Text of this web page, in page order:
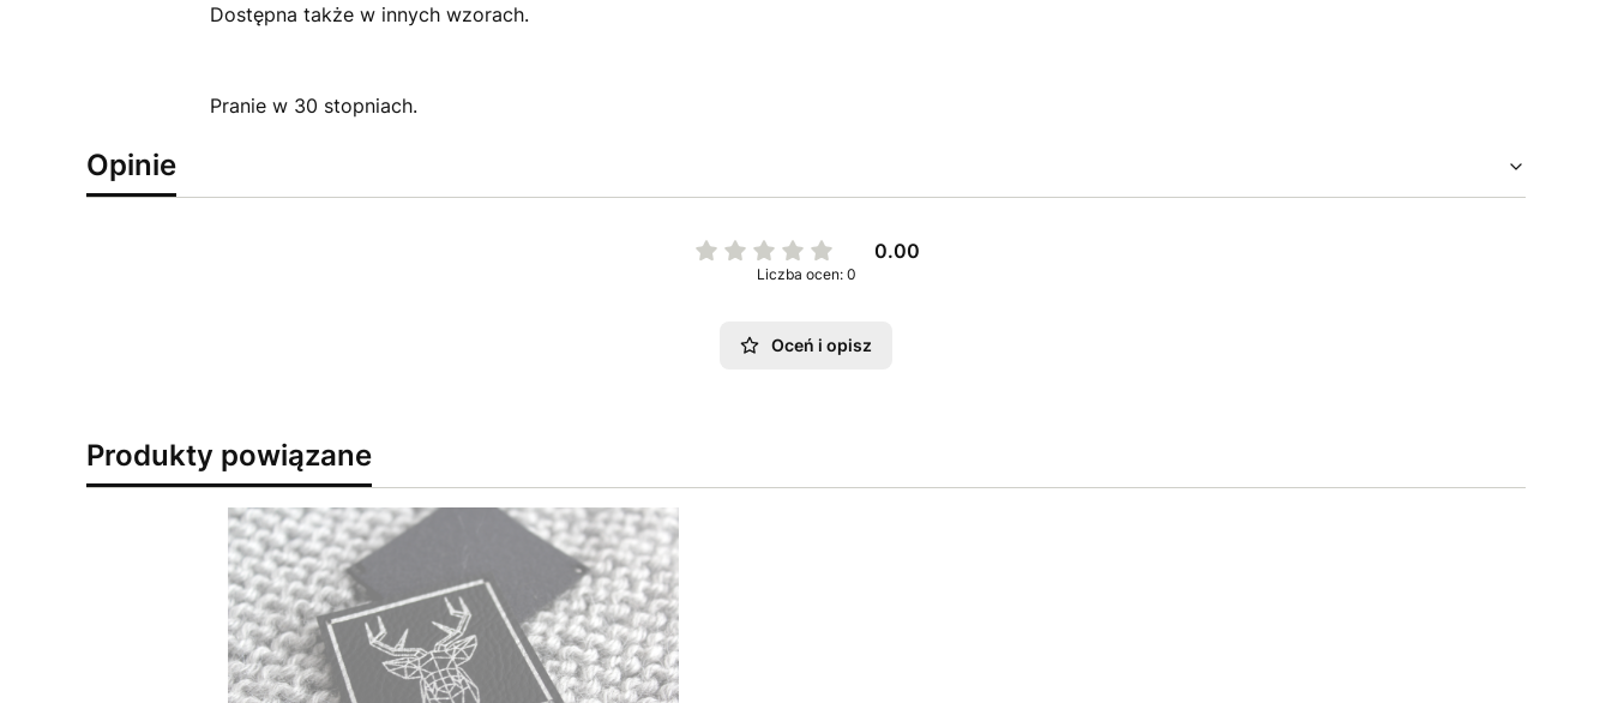
Dostępna także w innych wzorach.
Pranie w 30 stopniach.
Opinie
0.00
Liczba ocen: 0
Oceń i opisz
Produkty powiązane